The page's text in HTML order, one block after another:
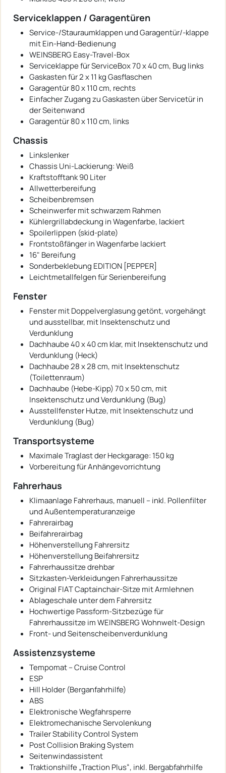
Serviceklappen / Garagentüren
Service-/Stauraumklappen und Garagentür/-klappe
mit Ein-Hand-Bedienung
WEINSBERG Easy-Travel-Box
Serviceklappe für ServiceBox 70 x 40 cm, Bug links
Gaskasten für 2 x 11 kg Gasflaschen
Garagentür 80 x 110 cm, rechts
Einfacher Zugang zu Gaskasten über Servicetür in
der Seitenwand
Garagentür 80 x 110 cm, links
Chassis
Linkslenker
Chassis Uni-Lackierung: Weiß
Kraftstofftank 90 Liter
Allwetterbereifung
Scheibenbremsen
Scheinwerfer mit schwarzem Rahmen
Kühlergrillabdeckung in Wagenfarbe, lackiert
Spoilerlippen (skid-plate)
Frontstoßfänger in Wagenfarbe lackiert
16" Bereifung
Sonderbeklebung EDITION [PEPPER]
Leichtmetallfelgen für Serienbereifung
Fenster
Fenster mit Doppelverglasung getönt, vorgehängt
und ausstellbar, mit Insektenschutz und
Verdunklung
Dachhaube 40 x 40 cm klar, mit Insektenschutz und
Verdunklung (Heck)
Dachhaube 28 x 28 cm, mit Insektenschutz
(Toilettenraum)
Dachhaube (Hebe-Kipp) 70 x 50 cm, mit
Insektenschutz und Verdunklung (Bug)
Ausstellfenster Hutze, mit Insektenschutz und
Verdunklung (Bug)
Transportsysteme
Maximale Traglast der Heckgarage: 150 kg
Vorbereitung für Anhängevorrichtung
Fahrerhaus
Klimaanlage Fahrerhaus, manuell – inkl. Pollenfilter
und Außentemperaturanzeige
Fahrerairbag
Beifahrerairbag
Höhenverstellung Fahrersitz
Höhenverstellung Beifahrersitz
Fahrerhaussitze drehbar
Sitzkasten-Verkleidungen Fahrerhaussitze
Original FIAT Captainchair-Sitze mit Armlehnen
Ablageschale unter dem Fahrersitz
Hochwertige Passform-Sitzbezüge für
Fahrerhaussitze im WEINSBERG Wohnwelt-Design
Front- und Seitenscheibenverdunklung
Assistenzsysteme
Tempomat – Cruise Control
ESP
Hill Holder (Berganfahrhilfe)
ABS
Elektronische Wegfahrsperre
Elektromechanische Servolenkung
Trailer Stability Control System
Post Collision Braking System
Seitenwindassistent
Traktionshilfe „Traction Plus“, inkl. Bergabfahrhilfe